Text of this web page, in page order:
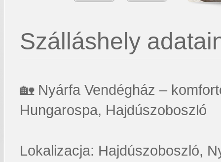
Szálláshely
🏡 Nyárfa Vendégház –
Hungarospa, Hajdúszoboszló
Lokalizacja: Hajdúszoboszló,